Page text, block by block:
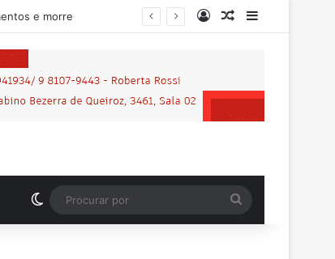
EntrarArtigo aleatório
Switch skin
por